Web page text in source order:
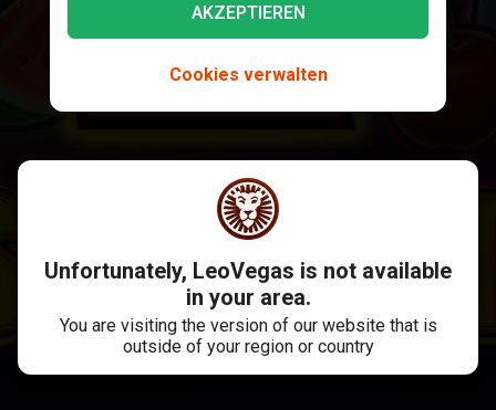
AKZEPTIEREN
Cookies verwalten
Unfortunately, LeoVegas is not available
in your area.
You are visiting the version of our website that is
outside of your region or country